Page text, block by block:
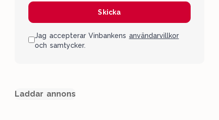
Skicka
Jag accepterar Vinbankens användarvillkor
och samtycker.
Laddar annons